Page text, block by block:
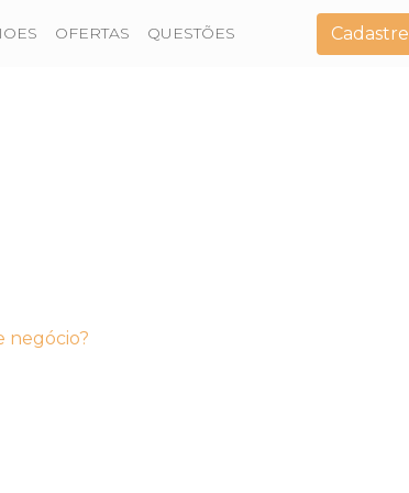
OFERTAS QUESTÕES
negócio?